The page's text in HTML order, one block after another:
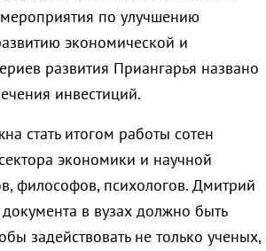
по улучшению
экономической и
развития Приангарья названо
инвестиций.
стать итогом работы сотен
экономики и научной
философов, психологов. Дмитрий
в вузах должно быть
задействовать не только ученых,